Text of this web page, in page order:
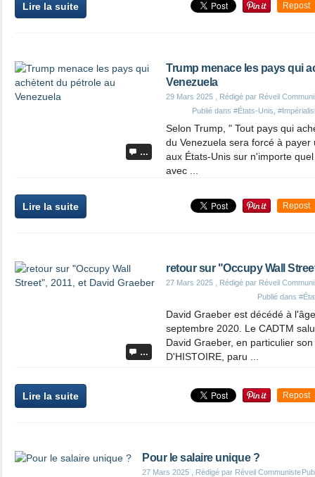
Lire la suite Repost
…
Trump menace les pays qui
Venezuela
29 Mars 2025 , Rédigé par Réveil
Publié dans #États-Unis
Selon Trump, " Tout pays qui
du Venezuela sera forcé à
aux États-Unis sur n'importe
avec ...
Lire la suite Repost
…
retour sur "Occupy Wall
27 Mars 2025 , Rédigé par Réveil
Publié dans
David Graeber est décédé à
septembre 2020. Le CADTM
David Graeber, en particulier
D'HISTOIRE, paru ...
Lire la suite Repost
Pour le salaire unique ?
27 Mars 2025 , Rédigé par Réveil Communiste